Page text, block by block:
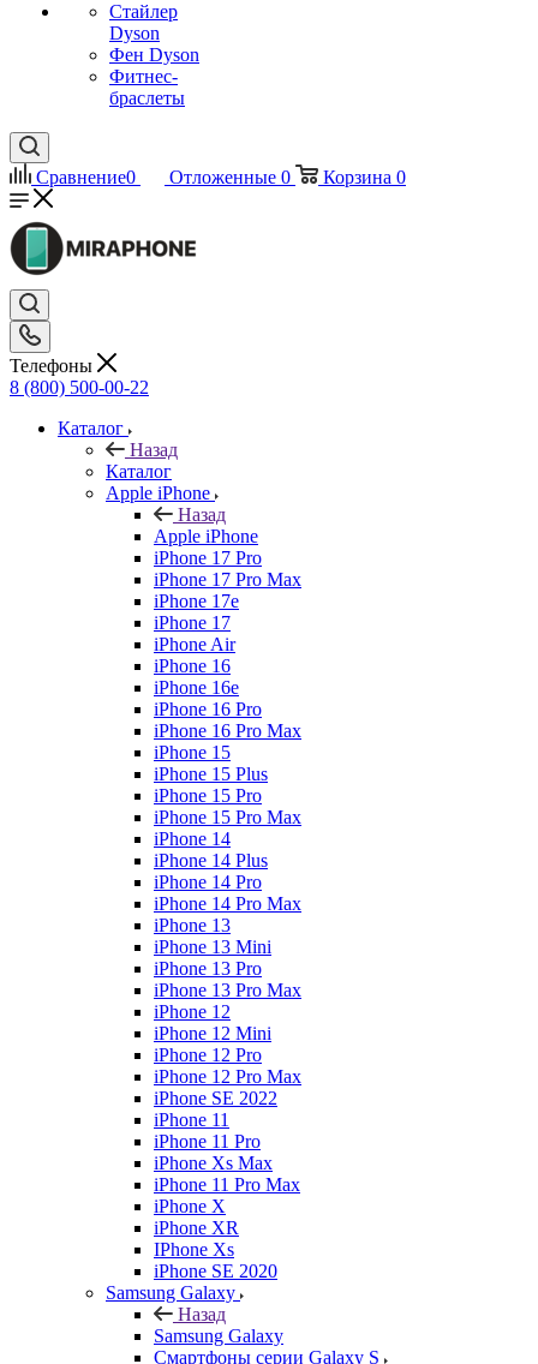
Стайлер
Dyson
Фен Dyson
Фитнес-
браслеты
Сравнение0 Отложенные 0 Корзина 0
Телефоны
8 (800) 500-00-22
Каталог
Назад
Каталог
Apple iPhone
Назад
Apple iPhone
iPhone 17 Pro
iPhone 17 Pro Max
iPhone 17e
iPhone 17
iPhone Air
iPhone 16
iPhone 16e
iPhone 16 Pro
iPhone 16 Pro Max
iPhone 15
iPhone 15 Plus
iPhone 15 Pro
iPhone 15 Pro Max
iPhone 14
iPhone 14 Plus
iPhone 14 Pro
iPhone 14 Pro Max
iPhone 13
iPhone 13 Mini
iPhone 13 Pro
iPhone 13 Pro Max
iPhone 12
iPhone 12 Mini
iPhone 12 Pro
iPhone 12 Pro Max
iPhone SE 2022
iPhone 11
iPhone 11 Pro
iPhone Xs Max
iPhone 11 Pro Max
iPhone X
iPhone XR
IPhone Xs
iPhone SE 2020
Samsung Galaxy
Назад
Samsung Galaxy
Смартфоны серии Galaxy S